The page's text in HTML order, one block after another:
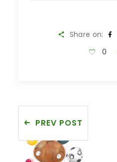
Share on:
0
PREV POST